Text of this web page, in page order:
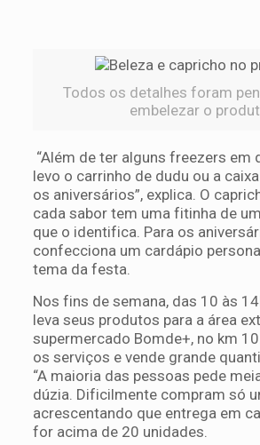
Todos os detalhes foram
embelezar o
“Além de ter alguns freezers em
levo o carrinho de dudu ou a
os aniversários”, explica. O
cada sabor tem uma fitinha de
que o identifica. Para os
confecciona um cardápio
tema da festa.
Nos fins de semana, das 10 às
leva seus produtos para a área
supermercado Bomde+, no km
os serviços e vende grande
“A maioria das pessoas pede
dúzia. Dificilmente compram só
acrescentando que entrega em
for acima de 20 unidades.